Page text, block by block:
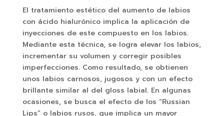
El tratamiento estético del aumento de labios
con ácido hialurónico implica la aplicación de
inyecciones de este compuesto en los labios.
Mediante esta técnica, se logra elevar los labios,
incrementar su volumen y corregir posibles
imperfecciones. Como resultado, se obtienen
unos labios carnosos, jugosos y con un efecto
brillante similar al del gloss labial. En algunas
ocasiones, se busca el efecto de los “Russian
Lips” o labios rusos, que implica un mayor